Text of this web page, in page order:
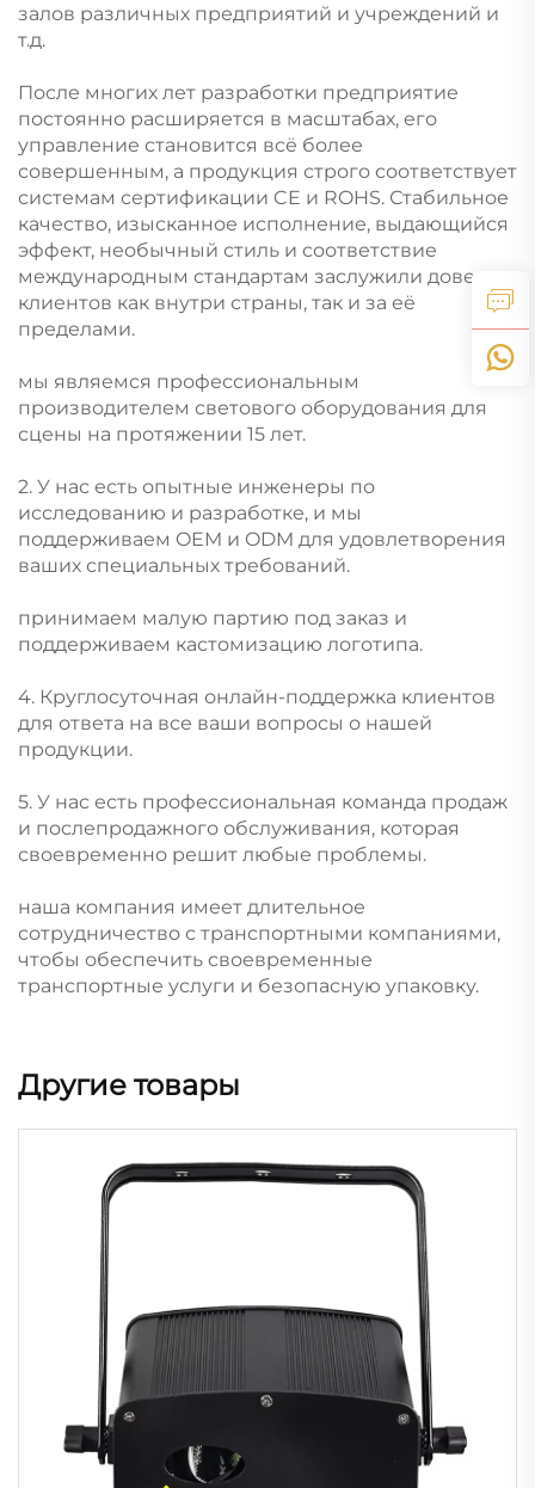
залов различных предприятий и учреждений и
т.д.
После многих лет разработки предприятие
постоянно расширяется в масштабах, его
управление становится всё более
совершенным, а продукция строго соответствует
системам сертификации CE и ROHS. Стабильное
качество, изысканное исполнение, выдающийся
эффект, необычный стиль и соответствие
международным стандартам заслужили доверие
клиентов как внутри страны, так и за её
пределами.
мы являемся профессиональным
производителем светового оборудования для
сцены на протяжении 15 лет.
2. У нас есть опытные инженеры по
исследованию и разработке, и мы
поддерживаем OEM и ODM для удовлетворения
ваших специальных требований.
принимаем малую партию под заказ и
поддерживаем кастомизацию логотипа.
4. Круглосуточная онлайн-поддержка клиентов
для ответа на все ваши вопросы о нашей
продукции.
5. У нас есть профессиональная команда продаж
и послепродажного обслуживания, которая
своевременно решит любые проблемы.
наша компания имеет длительное
сотрудничество с транспортными компаниями,
чтобы обеспечить своевременные
транспортные услуги и безопасную упаковку.
Другие товары